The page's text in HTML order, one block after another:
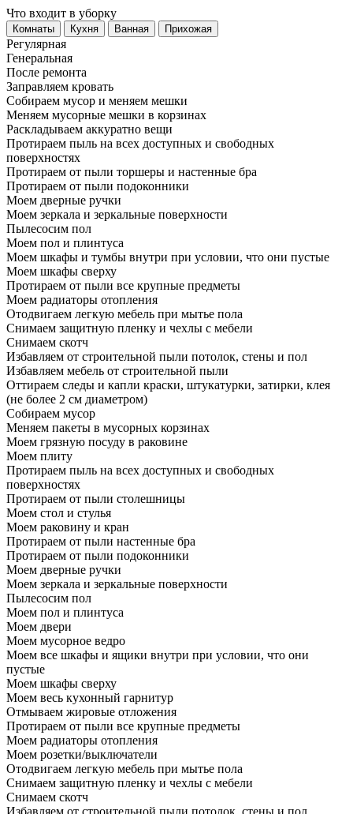
Что входит в уборку
Регу­лярная
Гене­ральная
После ремонта
Заправляем кровать
Собираем мусор и меняем мешки
Меняем мусорные мешки в корзинах
Раскладываем аккуратно вещи
Протираем пыль на всех доступных и свободных
поверхностях
Протираем от пыли торшеры и настенные бра
Протираем от пыли подоконники
Моем дверные ручки
Моем зеркала и зеркальные поверхности
Пылесосим пол
Моем пол и плинтуса
Моем шкафы и тумбы внутри при условии, что они пустые
Моем шкафы сверху
Протираем от пыли все крупные предметы
Моем радиаторы отопления
Отодвигаем легкую мебель при мытье пола
Снимаем защитную пленку и чехлы с мебели
Снимаем скотч
Избавляем от строительной пыли потолок, стены и пол
Избавляем мебель от строительной пыли
Оттираем следы и капли краски, штукатурки, затирки, клея
(не более 2 см диаметром)
Собираем мусор
Меняем пакеты в мусорных корзинах
Моем грязную посуду в раковине
Моем плиту
Протираем пыль на всех доступных и свободных
поверхностях
Протираем от пыли столешницы
Моем стол и стулья
Моем раковину и кран
Протираем от пыли настенные бра
Протираем от пыли подоконники
Моем дверные ручки
Моем зеркала и зеркальные поверхности
Пылесосим пол
Моем пол и плинтуса
Моем двери
Моем мусорное ведро
Моем все шкафы и ящики внутри при условии, что они
пустые
Моем шкафы сверху
Моем весь кухонный гарнитур
Отмываем жировые отложения
Протираем от пыли все крупные предметы
Моем радиаторы отопления
Моем розетки/выключатели
Отодвигаем легкую мебель при мытье пола
Снимаем защитную пленку и чехлы с мебели
Снимаем скотч
Избавляем от строительной пыли потолок, стены и пол